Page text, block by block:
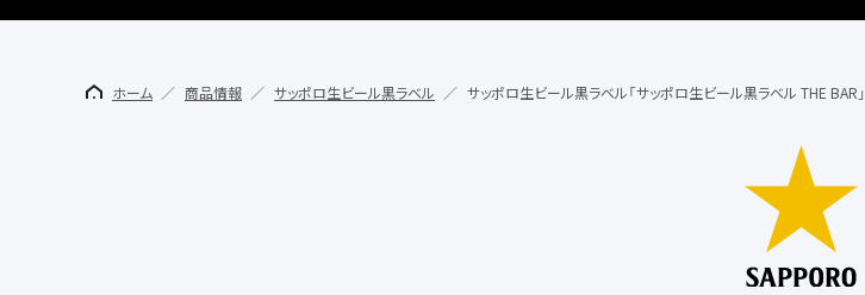
ホーム 商品情報 サッポロ生ビール黒ラベル サッポロ生ビール黒ラベル「サッポロ生ビール黒ラベル THE BAR」